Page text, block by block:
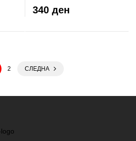
книгите
340 ден
2 СЛЕДНА